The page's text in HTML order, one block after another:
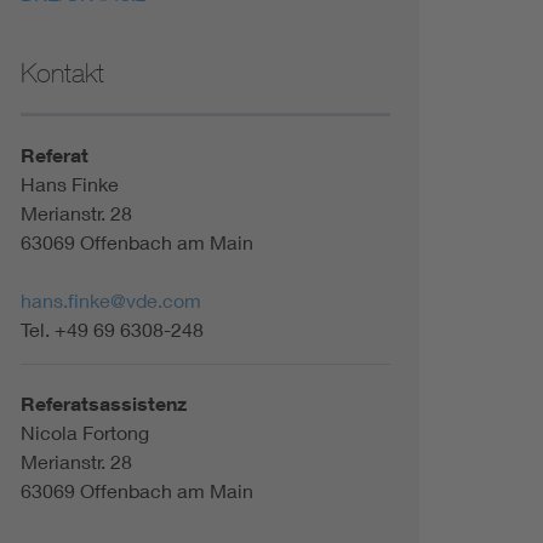
Kontakt
Referat
Hans Finke
Merianstr. 28
63069 Offenbach am Main
hans.finke@vde.com
Tel. +49 69 6308-248
Referatsassistenz
Nicola Fortong
Merianstr. 28
63069 Offenbach am Main